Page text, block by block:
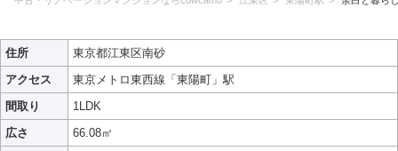
住所
東京都江東区南砂
アクセス
東京メトロ東西線「東陽町」駅
間取り
1LDK
広さ
66.08㎡